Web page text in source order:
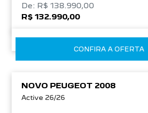
De: R$ 138.990,00
R$ 132.990,00
CONFIRA A OFERTA
NOVO PEUGEOT 2008
Active 26/26